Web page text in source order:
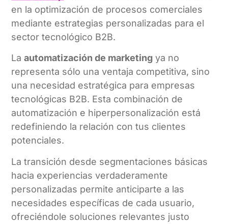
en la optimización de procesos comerciales
mediante estrategias personalizadas para el
sector tecnológico B2B.
Laautomatización de marketing ya no
representa sólo una ventaja competitiva, sino
una necesidad estratégica para empresas
tecnológicas B2B. Esta combinación de
automatización e hiperpersonalización está
redefiniendo la relación con tus clientes
potenciales.
La transición desde segmentaciones básicas
hacia experiencias verdaderamente
personalizadas permite anticiparte a las
necesidades específicas de cada usuario,
ofreciéndole soluciones relevantes justo